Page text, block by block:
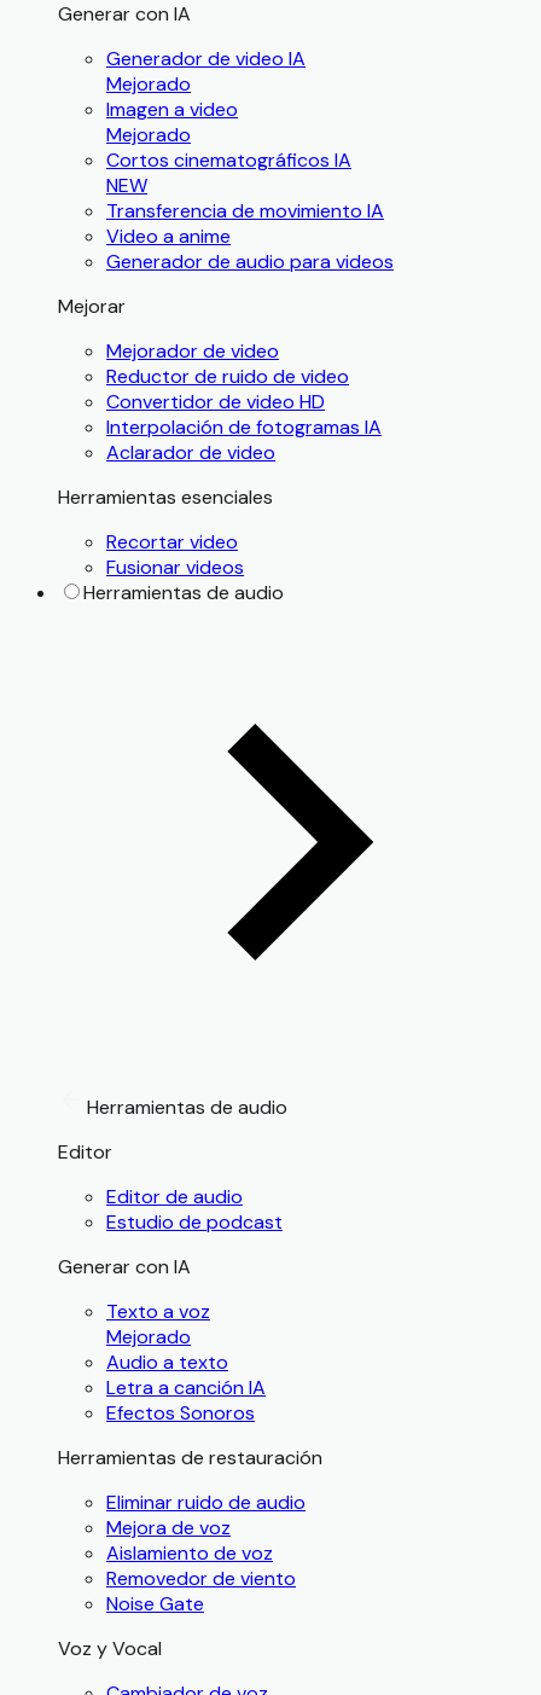
Generar con IA
Generador de video IA
Mejorado
Imagen a video
Mejorado
Cortos cinematográficos IA
NEW
Transferencia de movimiento IA
Video a anime
Generador de audio para videos
Mejorar
Mejorador de video
Reductor de ruido de video
Convertidor de video HD
Interpolación de fotogramas IA
Aclarador de video
Herramientas esenciales
Recortar video
Fusionar videos
Herramientas de audio
Herramientas de audio
Editor
Editor de audio
Estudio de podcast
Generar con IA
Texto a voz
Mejorado
Audio a texto
Letra a canción IA
Efectos Sonoros
Herramientas de restauración
Eliminar ruido de audio
Mejora de voz
Aislamiento de voz
Removedor de viento
Noise Gate
Voz y Vocal